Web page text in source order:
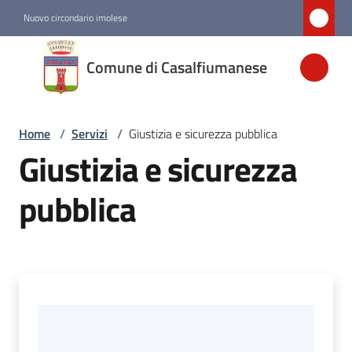
Nuovo circondario imolese
Comune di Casalfiumanese
Comune di
Casalfiumanese
Amministrazione
Novità
Servizi
Home / Servizi / Giustizia e sicurezza pubblica
Giustizia e sicurezza
pubblica